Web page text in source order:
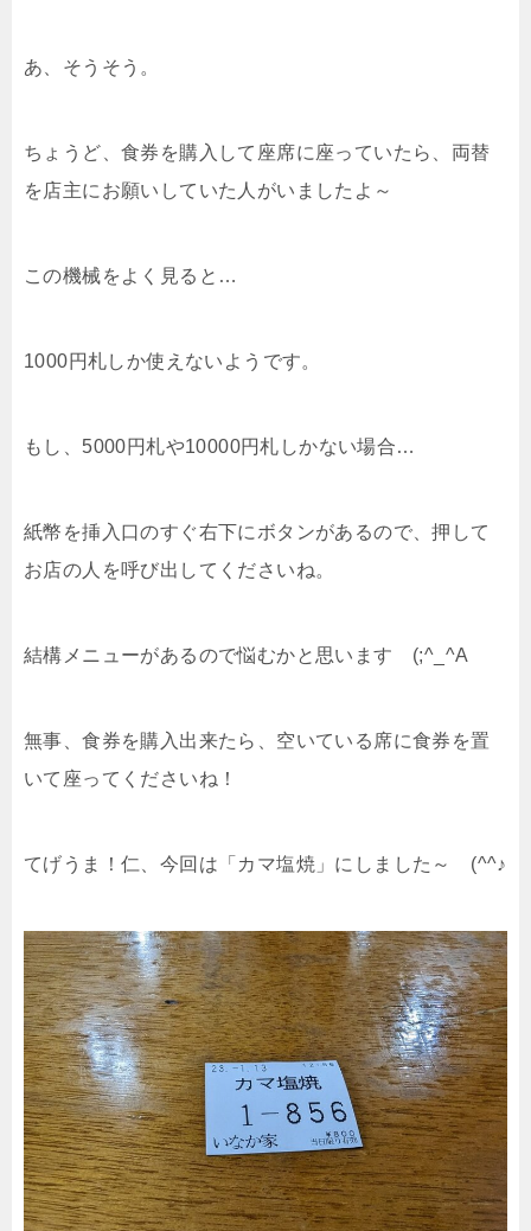
あ、そうそう。
ちょうど、食券を購入して座席に座っていたら、両替
を店主にお願いしていた人がいましたよ～
この機械をよく見ると…
1000円札しか使えないようです。
もし、5000円札や10000円札しかない場合…
紙幣を挿入口のすぐ右下にボタンがあるので、押して
お店の人を呼び出してくださいね。
結構メニューがあるので悩むかと思います (;^_^A
無事、食券を購入出来たら、空いている席に食券を置
いて座ってくださいね！
てげうま！仁、今回は「カマ塩焼」にしました～ (^^♪